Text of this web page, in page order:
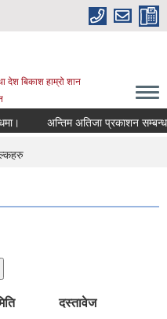
देश बिकाश हाम्रो शान
अन्तिम अतिजा प्रकाशन सम्बन्धमा।
दस्तावेज